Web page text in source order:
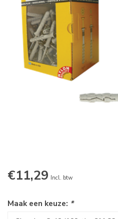
€11,29 Incl. btw
Maak een keuze: *